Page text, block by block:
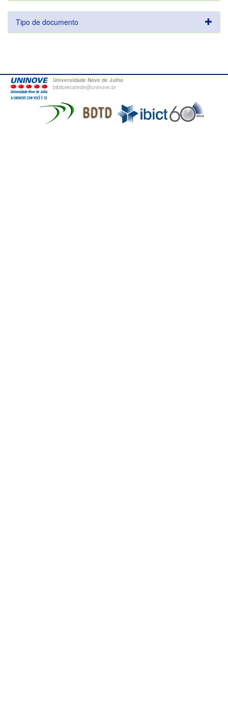
Tipo de documento
Universidade Nove de Julho
bibliotecatede@uninove.br